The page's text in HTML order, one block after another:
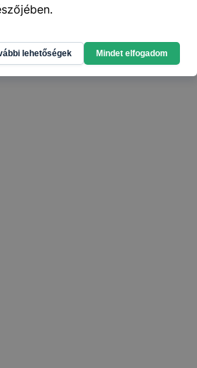
lehetőségek Mindet elfogadom